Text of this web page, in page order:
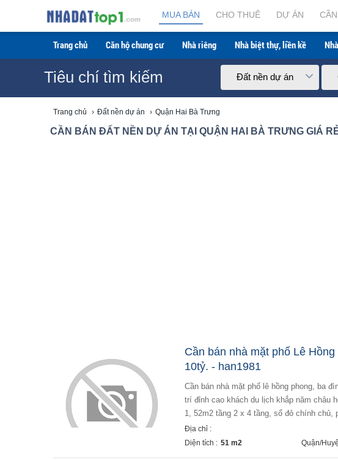
MUA BÁN CHO THUÊ DỰ ÁN
Trang chủ Căn hộ chung cư Nhà riêng Nhà biệt thự, liền kề
Tiêu chí tìm kiếm Đất nền dự án
Trang chủ › Đất nền dự án › Quận Hai Bà Trưng
CẦN BÁN ĐẤT NỀN DỰ ÁN TẠI QUẬN HAI BÀ TRƯNG GIÁ
Cần bán nhà mặt phố Lê
10tỷ. - han1981
cần bán nhà mặt phố lê hồng phong, ba đình 51m2, 4t, 10tỷ vị trí đẹp: - trung tâm ba đình, gần lăng bác. - vị
trí đỉnh cao khách du lịch khắp năm châu
1, 52m2 tầng 2 x 4 tầng, sổ đỏ chính
Địa chỉ :
Diện tích : 51 m2 Quận/